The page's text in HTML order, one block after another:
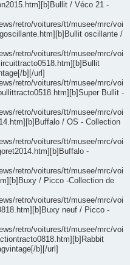
/ Véco 21 -
retro/voitures/tt/musee/mrc/voi
oscillante /
retro/voitures/tt/musee/mrc/voi
b][/url]
retro/voitures/tt/musee/mrc/voi
Bullit -
retro/voitures/tt/musee/mrc/voi
/ OS - Collection
retro/voitures/tt/musee/mrc/voi
-
retro/voitures/tt/musee/mrc/voi
/ Picco -Collection de
retro/voitures/tt/musee/mrc/voi
neuf / Picco -
retro/voitures/tt/musee/mrc/voi
b][/url]